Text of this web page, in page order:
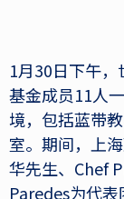
1月30日下午
基金成员11人
境，包括蓝带
室。期间，上
华先生、Chef
Paredes为代